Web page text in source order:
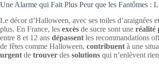
Une Alarme qui Fait Plus Peur que les Fantômes :
Le décor d’Halloween, avec ses toiles d’araignées
plus. En France, les excès de sucre sont une réalité
entre 8 et 12 ans dépassent les recommandations
de fêtes comme Halloween, contribuent à une
urgent de trouver des solutions qui n’enlèvent